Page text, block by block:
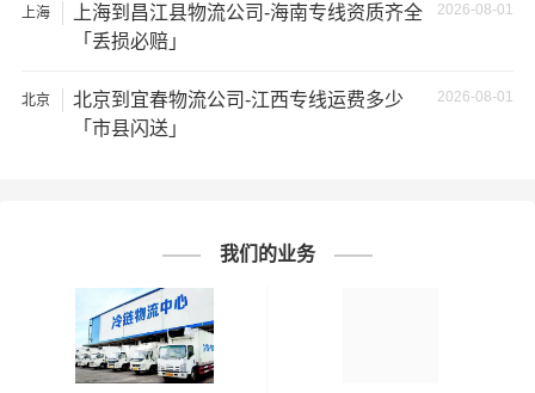
5、经济损失：如果你的包裹在运输过程中丢失或损坏，你
可能需要支付额外的费用来修复或替换物品，导致经济损
标签：
# 毕节专线 # 毕节货运
# 毕节物流
# 邯郸专线
# 邯郸货运
上海 2026-08-01
上海到昌江县物流公司-海南专线资质齐全
「丢损必赔」
北京 2026-08-01
北京到宜春物流公司-江西专线运费多少
「市县闪送」
我们的业务